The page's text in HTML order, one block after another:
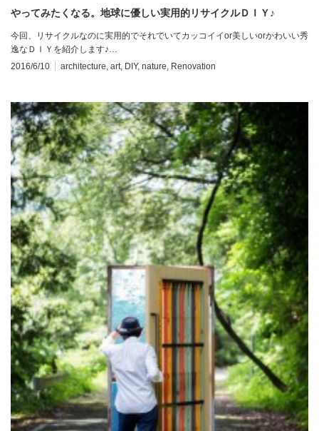
やってみたくなる。地球に優しい実用的リサイクルＤＩＹ♪
今回、リサイクルなのに実用的でそれでいてカッコイイor美しいorかわいい秀
逸なＤＩＹを紹介します♪…
2016/6/10
architecture art DIY, nature Renovation